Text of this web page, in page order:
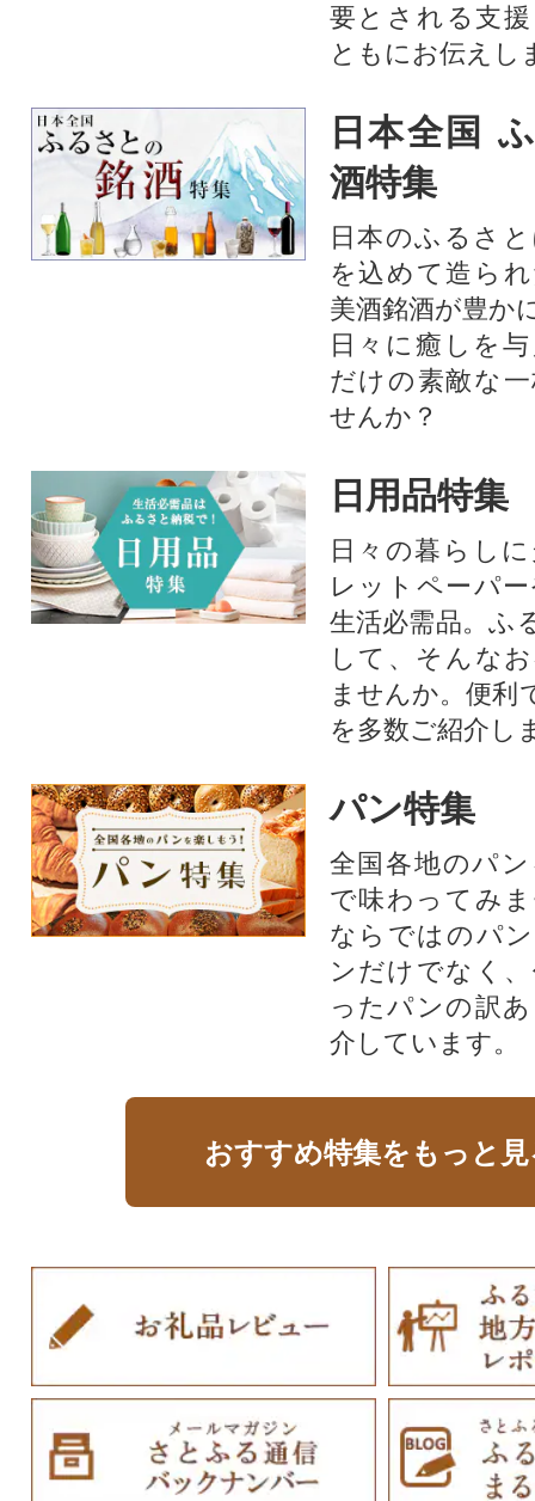
要とされる支
ともにお伝えし
日本全国
酒特集
日本のふるさ
を込めて造ら
美酒銘酒が豊か
日々に癒しを
だけの素敵な
せんか？
日用品特集
日々の暮らし
レットペーパ
生活必需品。ふ
して、そんな
ませんか。便利
を多数ご紹介し
パン特集
全国各地のパ
で味わってみ
ならではのパ
ンだけでなく
ったパンの訳
介しています。
おすすめ特集をもっと